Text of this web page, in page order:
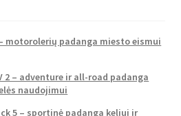
motorolerių padanga miesto eismui
2 – adventure ir all-road padanga
naudojimui
5 – sportinė padanga keliui ir